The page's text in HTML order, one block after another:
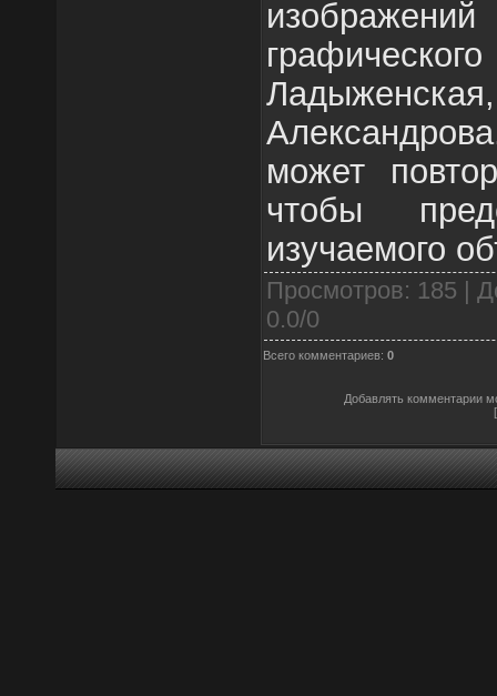
может
чтобы
изучаемого
Просмотров: 185 |
0.0/0
Всего комментариев: 0
Добавлять комментарии